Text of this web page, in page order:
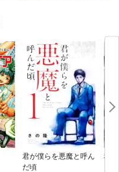
君が僕らを悪魔と呼ん
だ頃
税